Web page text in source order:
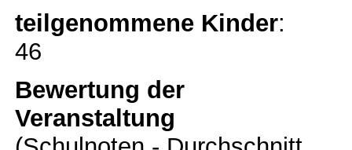
teilgenommene Kinder:
46
Bewertung der
Veranstaltung